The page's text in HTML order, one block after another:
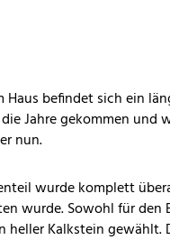
Haus befindet sich ein
Jahre gekommen und
nun.
wurde komplett
wurde. Sowohl für den
heller Kalkstein gewählt.